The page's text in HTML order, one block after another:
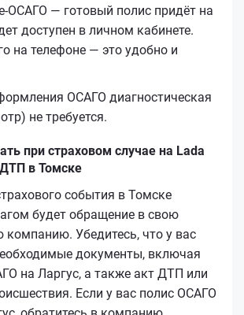
— готовый полис придёт на
доступен в личном кабинете.
на телефоне — это удобно и
ОСАГО диагностическая
не требуется.
при страховом случае на Lada
в Томске
события в Томске
будет обращение в свою
компанию. Убедитесь, что у вас
документы, включая
на Ларгус, а также акт ДТП или
Если у вас полис ОСАГО